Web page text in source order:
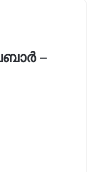
–